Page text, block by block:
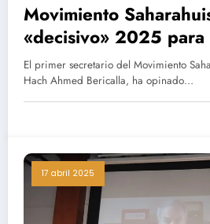
Movimiento
«decisivo» 2025 para
aunque el Sáhara no
para Trump
El primer secretario del Movimiento
Hach Ahmed Bericalla, ha opinado…
17 abril 2025